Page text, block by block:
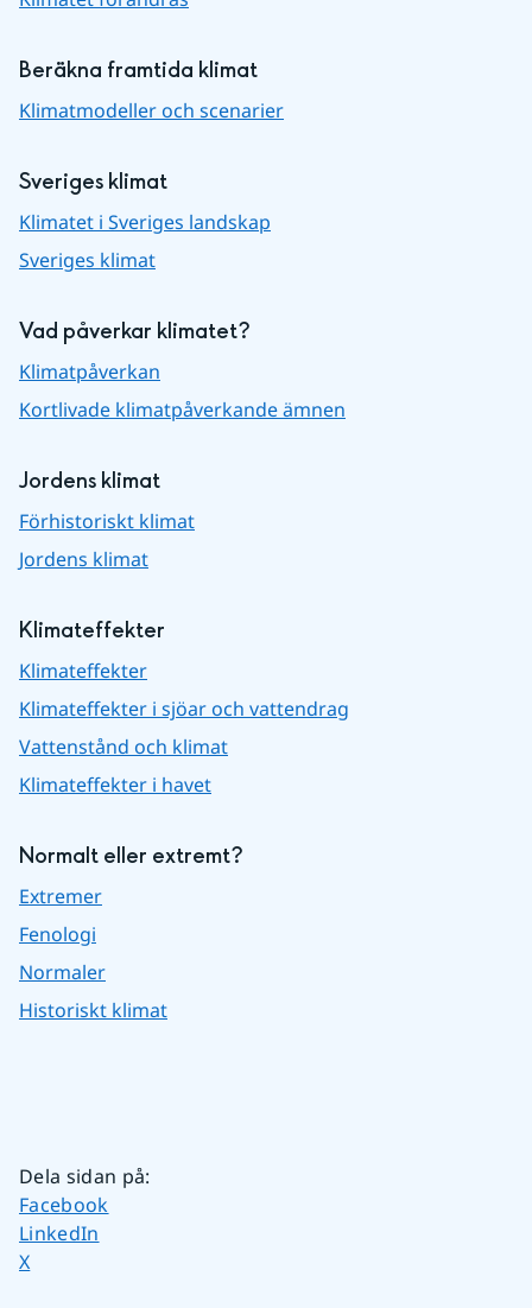
Beräkna framtida klimat
Klimatmodeller och scenarier
Sveriges klimat
Klimatet i Sveriges landskap
Sveriges klimat
Vad påverkar klimatet?
Klimatpåverkan
Kortlivade klimatpåverkande ämnen
Jordens klimat
Förhistoriskt klimat
Jordens klimat
Klimateffekter
Klimateffekter
Klimateffekter i sjöar och vattendrag
Vattenstånd och klimat
Klimateffekter i havet
Normalt eller extremt?
Extremer
Fenologi
Normaler
Historiskt klimat
Dela sidan på:
Dela sidan på
Facebook
Dela sidan på
LinkedIn
Dela sidan på
X